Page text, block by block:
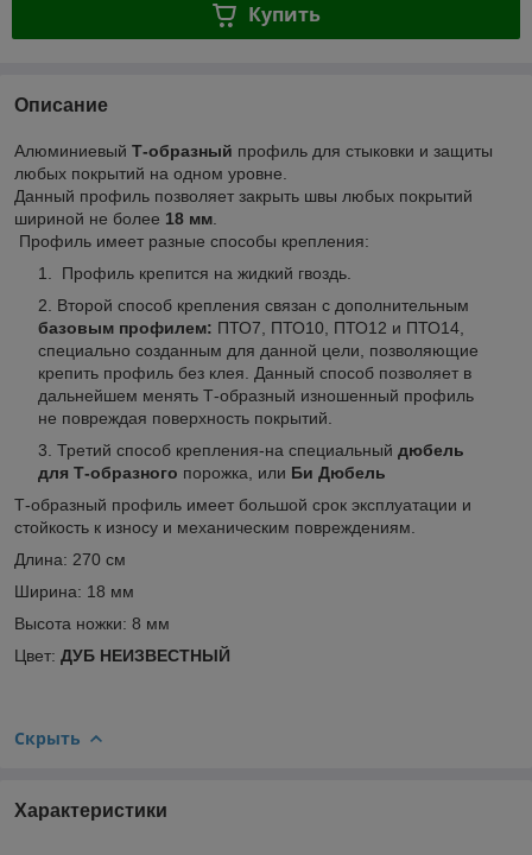
Купить
Описание
Алюминиевый Т-образный профиль для стыковки и защиты
любых покрытий на одном уровне.
Данный профиль позволяет закрыть швы любых покрытий
шириной не более 18 мм
Профиль имеет разные способы крепления:
Профиль крепится на жидкий гвоздь.
Второй способ крепления связан с дополнительным
базовым профилем: ПТО7, ПТО10, ПТО12 и ПТО14,
специально созданным для данной цели, позволяющие
крепить профиль без клея. Данный способ позволяет в
дальнейшем менять Т-образный изношенный профиль
не повреждая поверхность покрытий.
Третий способ крепления-на специальный дюбель
для Т-образного порожка, или Би Дюбель
Т-образный профиль имеет большой срок эксплуатации и
стойкость к износу и механическим повреждениям.
Длина: 270 см
Ширина: 18 мм
Высота ножки: 8 мм
Цвет: ДУБ НЕИЗВЕСТНЫЙ
Скрыть
Характеристики